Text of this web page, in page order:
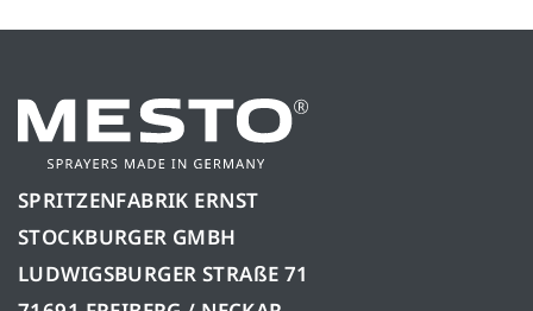
SPRITZENFABRIK ERNST
STOCKBURGER GMBH
LUDWIGSBURGER STRAßE 71